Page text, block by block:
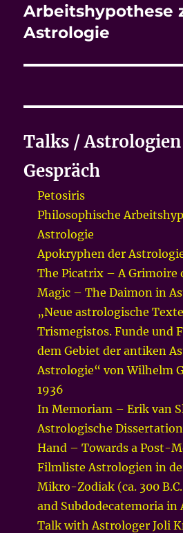
Beitrag:
Arbeitshypothese
Astrologie
Talks /
Gespräch
Petosiris
Philosophische
Astrologie
Apokryphen der
The Picatrix – A Grimoire
Magic – The Daimon in
„Neue astrologische
Trismegistos. Funde und
dem Gebiet der antiken
Astrologie“ von Wilhelm
1936
In Memoriam – Erik van
Astrologische
Hand – Towards a Post-
Filmliste Astrologien in
Mikro-Zodiak (ca. 300
and Subdodecatemoria in
Talk with Astrologer Joli